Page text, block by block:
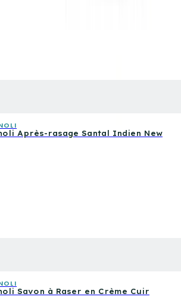
Après-rasage Santal Indien New
Savon à Raser en Crème Cuir